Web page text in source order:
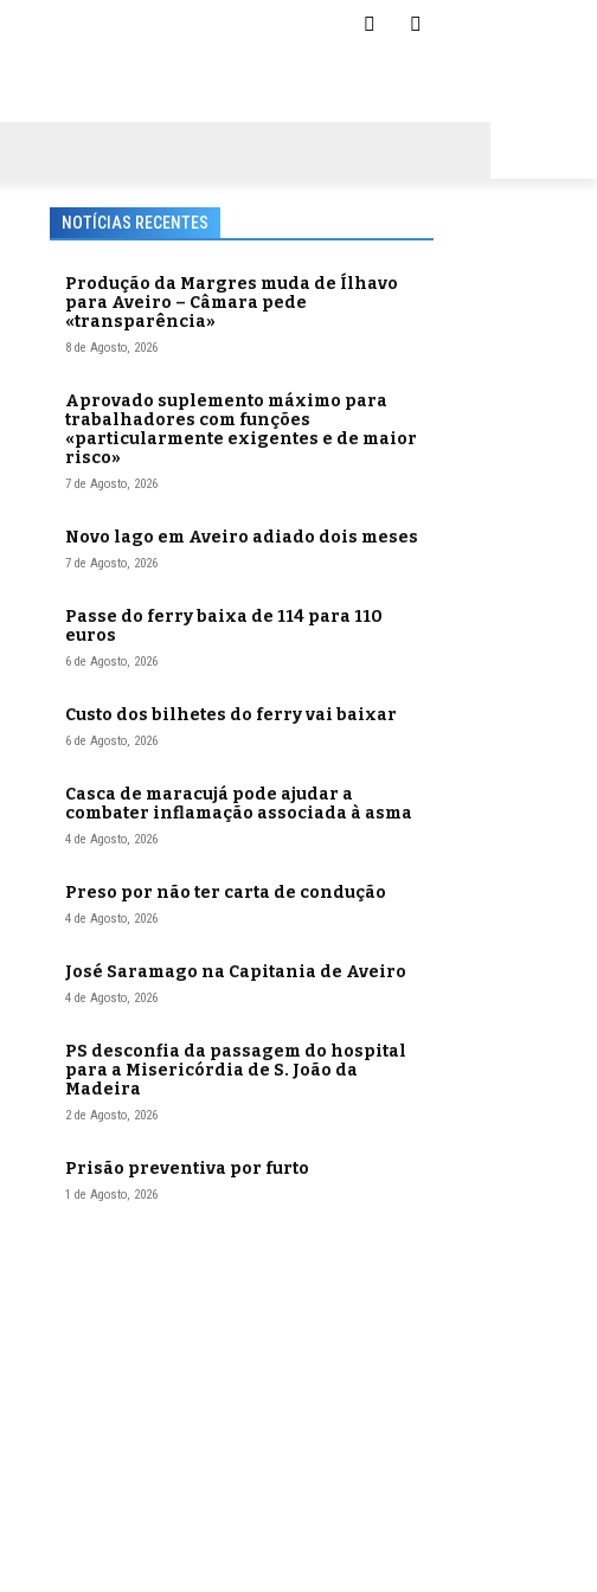
NOTÍCIAS RECENTES
Produção da Margres muda de Ílhavo
para Aveiro – Câmara pede
«transparência»
8 de Agosto, 2026
Aprovado suplemento máximo para
trabalhadores com funções
«particularmente exigentes e de maior
risco»
7 de Agosto, 2026
Novo lago em Aveiro adiado dois meses
7 de Agosto, 2026
Passe do ferry baixa de 114 para 110
euros
6 de Agosto, 2026
Custo dos bilhetes do ferry vai baixar
6 de Agosto, 2026
Casca de maracujá pode ajudar a
combater inflamação associada à asma
4 de Agosto, 2026
Preso por não ter carta de condução
4 de Agosto, 2026
José Saramago na Capitania de Aveiro
4 de Agosto, 2026
PS desconfia da passagem do hospital
para a Misericórdia de S. João da
Madeira
2 de Agosto, 2026
Prisão preventiva por furto
1 de Agosto, 2026